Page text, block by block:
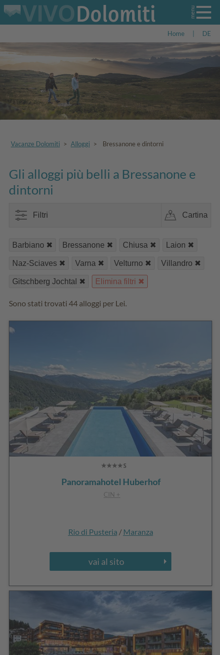
Home DE
Vacanze Dolomiti > Alloggi > Bressanone e dintorni
Gli alloggi più belli a Bressanone e
dintorni
Filtri Cartina
Barbiano Bressanone Chiusa Laion
Naz-Sciaves Varna Velturno Villandro
Gitschberg Jochtal Elimina filtri
Sono stati trovati 44 alloggi per Lei.
Panoramahotel Huberhof
CIN +
Rio di Pusteria / Maranza
vai al sito